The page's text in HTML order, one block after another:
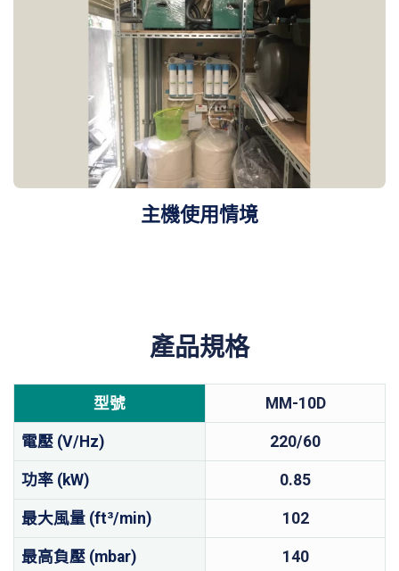
主機使用情境
產品規格
型號 MM-10D
電壓 (V/Hz) 220/60
功率 (kW) 0.85
最大風量 (ft³/min) 102
最高負壓 (mbar) 140